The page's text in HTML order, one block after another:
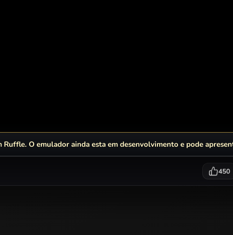
Ruffle. O emulador ainda esta em desenvolvimento e pode
450